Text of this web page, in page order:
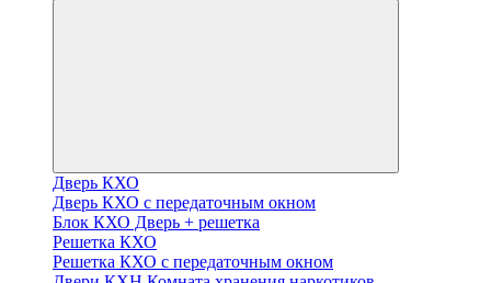
Дверь КХО
Дверь КХО с передаточным окном
Блок КХО Дверь + решетка
Решетка КХО
Решетка КХО с передаточным окном